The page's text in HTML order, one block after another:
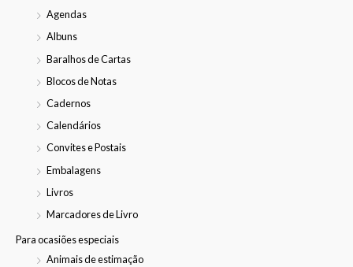
Agendas
Albuns
Baralhos de Cartas
Blocos de Notas
Cadernos
Calendários
Convites e Postais
Embalagens
Livros
Marcadores de Livro
Para ocasiões especiais
Animais de estimação